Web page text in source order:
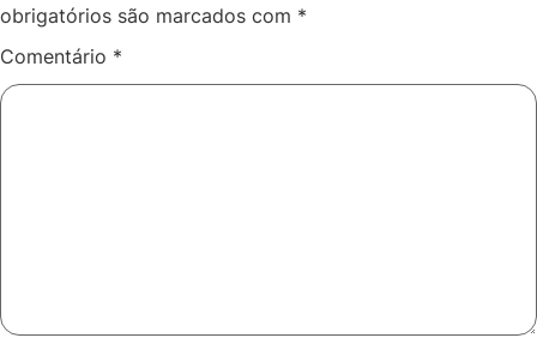
obrigatórios são marcados com *
Comentário *